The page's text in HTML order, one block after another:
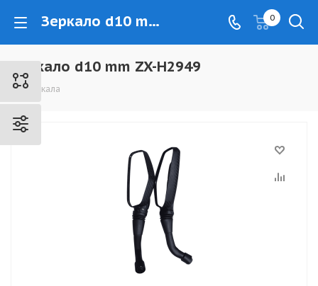
Зеркало d10 mm ZX-H2949 - www.kovrovec.ru 0
Зеркало d10 mm ZX-H2949
Зеркала